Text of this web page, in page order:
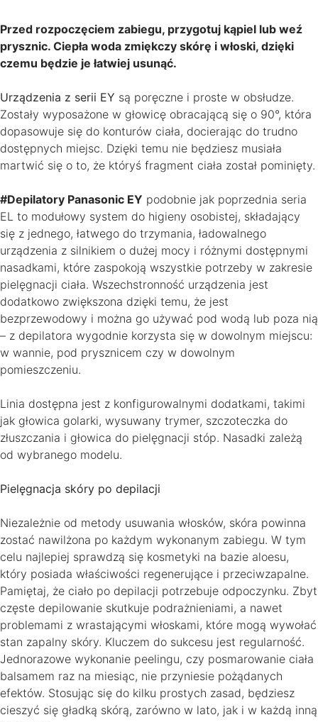
Przed rozpoczęciem zabiegu, przygotuj kąpiel lub weź
prysznic. Ciepła woda zmiękczy skórę i włoski, dzięki
czemu będzie je łatwiej usunąć.
Urządzenia z serii EY są poręczne i proste w obsłudze.
Zostały wyposażone w głowicę obracającą się o 90°, która
dopasowuje się do konturów ciała, docierając do trudno
dostępnych miejsc. Dzięki temu nie będziesz musiała
martwić się o to, że któryś fragment ciała został pominięty.
#Depilatory Panasonic EY podobnie jak poprzednia seria
EL to modułowy system do higieny osobistej, składający
się z jednego, łatwego do trzymania, ładowalnego
urządzenia z silnikiem o dużej mocy i różnymi dostępnymi
nasadkami, które zaspokoją wszystkie potrzeby w zakresie
pielęgnacji ciała. Wszechstronność urządzenia jest
dodatkowo zwiększona dzięki temu, że jest
bezprzewodowy i można go używać pod wodą lub poza nią
– z depilatora wygodnie korzysta się w dowolnym miejscu:
w wannie, pod prysznicem czy w dowolnym
pomieszczeniu.
Linia dostępna jest z konfigurowalnymi dodatkami, takimi
jak głowica golarki, wysuwany trymer, szczoteczka do
złuszczania i głowica do pielęgnacji stóp. Nasadki zależą
od wybranego modelu.
Pielęgnacja skóry po depilacji
Niezależnie od metody usuwania włosków, skóra powinna
zostać nawilżona po każdym wykonanym zabiegu. W tym
celu najlepiej sprawdzą się kosmetyki na bazie aloesu,
który posiada właściwości regenerujące i przeciwzapalne.
Pamiętaj, że ciało po depilacji potrzebuje odpoczynku. Zbyt
częste depilowanie skutkuje podrażnieniami, a nawet
problemami z wrastającymi włoskami, które mogą wywołać
stan zapalny skóry. Kluczem do sukcesu jest regularność.
Jednorazowe wykonanie peelingu, czy posmarowanie ciała
balsamem raz na miesiąc, nie przyniesie pożądanych
efektów. Stosując się do kilku prostych zasad, będziesz
cieszyć się gładką skórą, zarówno w lato, jak i w każdą inną